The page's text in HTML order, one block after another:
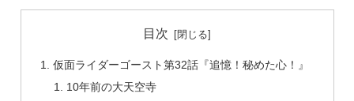
目次
仮面ライダーゴースト第32話『追憶！秘めた心！』
10年前の大天空寺